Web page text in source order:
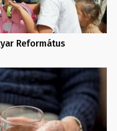
Református